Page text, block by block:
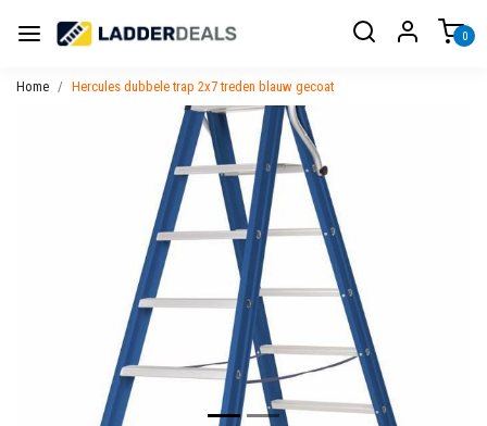
0
Home Hercules dubbele trap 2x7 treden blauw gecoat